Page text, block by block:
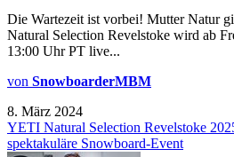
Die Wartezeit ist vorbei! Mutter Natur
Natural Selection Revelstoke wird ab
13:00 Uhr PT live...
von SnowboarderMBM
8. März 2024
YETI Natural Selection Revelstoke
spektakuläre Snowboard-Event